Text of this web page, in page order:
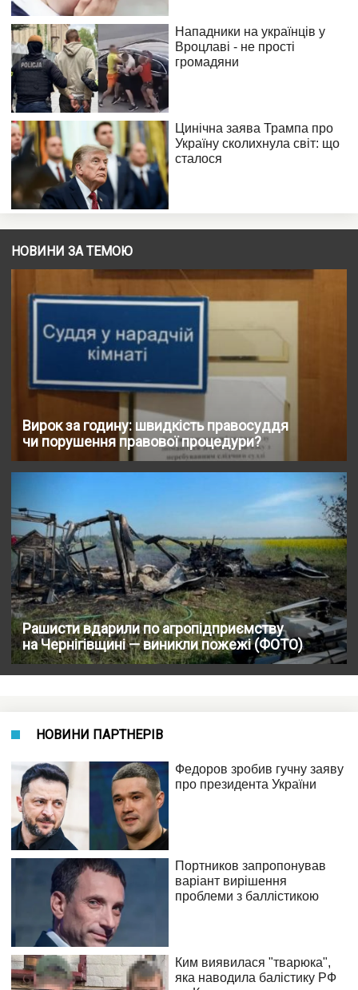
НОВИНИ ЗА ТЕМОЮ
Вирок за годину: швидкість правосуддя
чи порушення правової процедури?
Рашисти вдарили по агропідприємству
на Чернігівщині — виникли пожежі (ФОТО)
НОВИНИ ПАРТНЕРІВ